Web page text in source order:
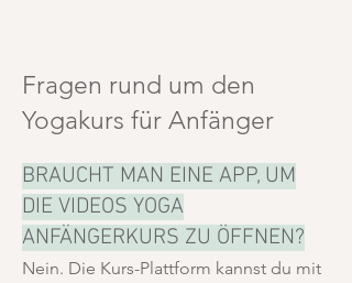
Fragen rund um den
Yogakurs für Anfänger
BRAUCHT MAN EINE APP, UM
DIE VIDEOS YOGA
ANFÄNGERKURS ZU ÖFFNEN?
Nein. Die Kurs-Plattform kannst du mit